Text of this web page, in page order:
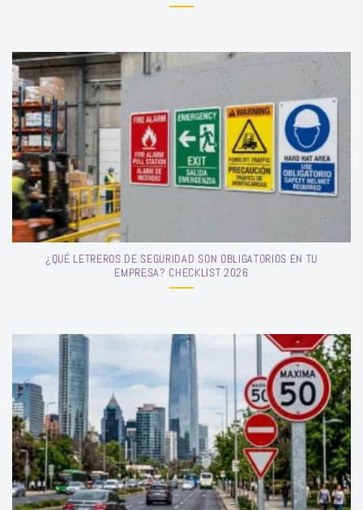
¿QUÉ LETREROS DE SEGURIDAD SON OBLIGATORIOS EN TU
EMPRESA? CHECKLIST 2026